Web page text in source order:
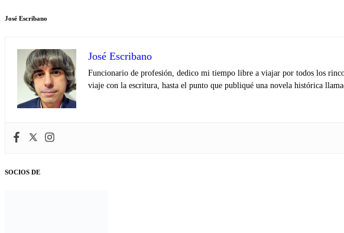
José Escribano
José Escribano
Funcionario de profesión, dedico mi tiempo libre a viajar por todos los
viaje con la escritura, hasta el punto que publiqué una novela histórica
SOCIOS DE